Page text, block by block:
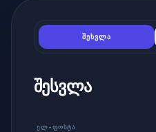
ᲨᲔᲡᲕᲚᲐ
ᲨᲔᲡᲕᲚᲐ
ᲔᲚ-ᲤᲝᲡᲢᲐ